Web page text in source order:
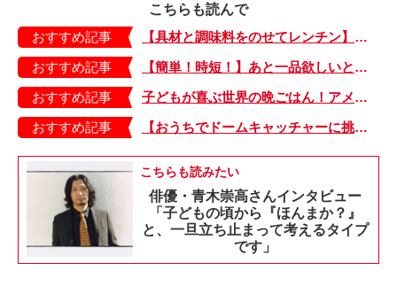
こちらも読んで
おすすめ記事
【具材と調味料をのせてレンチン】ケチャップ×バターの王道味！「うどんナポリタン」のできあがり♪
おすすめ記事
【簡単！時短！】あと一品欲しいときにおすすめの「卵とレタスの炒めもの」のレシピ
おすすめ記事
子どもが喜ぶ世界の晩ごはん！アメリカのフライドチキン＆フライドポテト
おすすめ記事
【おうちでドームキャッチャーに挑戦だ】アンパンマン わくわくドームキャッチャー
こちらも読みたい
俳優・青木崇高さんインタビュー
「子どもの頃から『ほんまか？』
と、一旦立ち止まって考えるタイプ
です」